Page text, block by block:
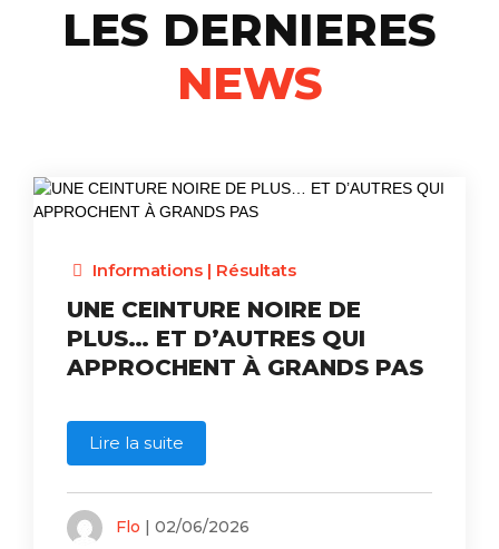
LES DERNIERES
NEWS
Informations| Résultats
UNE CEINTURE NOIRE DE
PLUS… ET D’AUTRES QUI
APPROCHENT À GRANDS PAS
Lire la suite
Flo | 02/06/2026